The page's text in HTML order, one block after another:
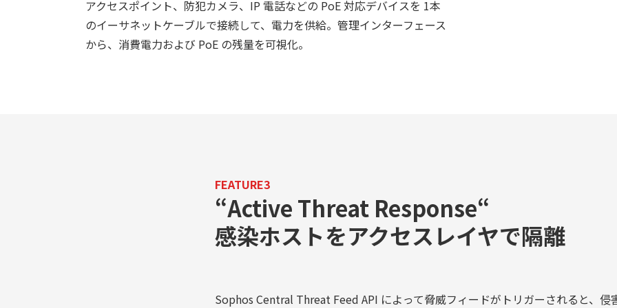
アクセスポイント、防犯カメラ、IP 電話などの PoE 対応デバイスを 1本
のイーサネットケーブルで接続して、電力を供給。管理インターフェース
から、消費電力および PoE の残量を可視化。
FEATURE3
“Active Threat Response“
感染ホストをアクセスレイヤで隔離
Sophos Central Threat Feed API によって脅威フィードがトリガーされると、侵